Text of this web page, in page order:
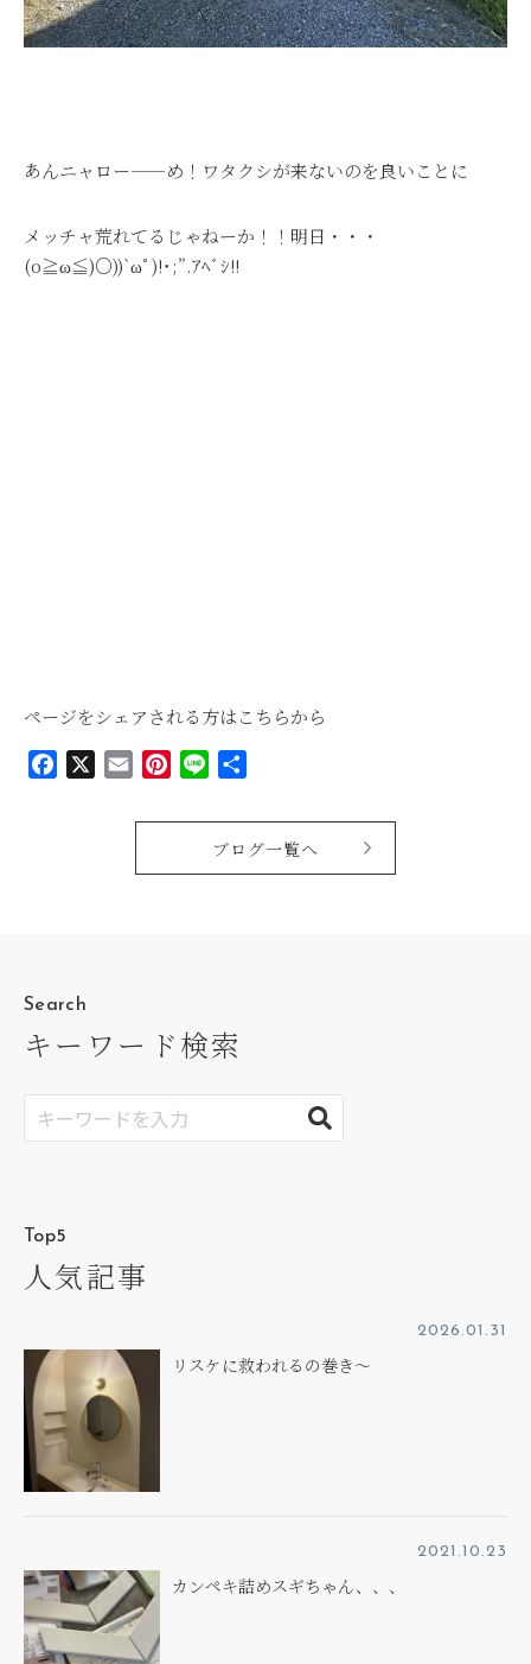
あんニャロー――め！ワタクシが来ないのを良いことに
メッチャ荒れてるじゃねーか！！明日・・・
(o≧ω≦)○))`ωﾟ)!･ ;”.ｱﾍﾞｼ!!
ページをシェアされる方はこちらから
Facebook EmailPinterest
Line
ブログ一覧へ
Search
キーワード検索
Top5
人気記事
2026.01.31
リスケに救われるの巻き～
2021.10.23
カンペキ詰めスギちゃん、、、